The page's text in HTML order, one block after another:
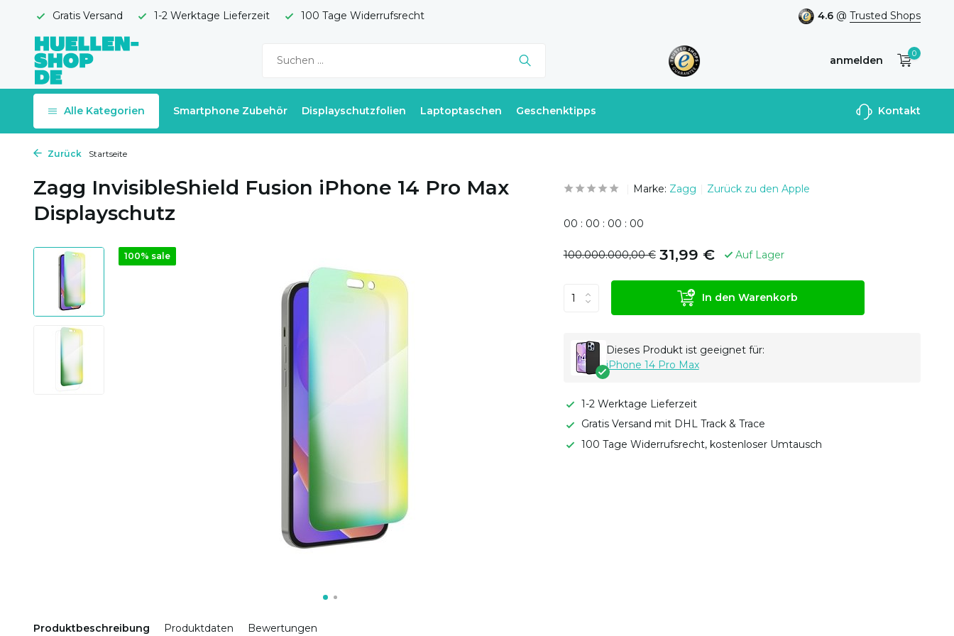
Gratis Versand 1-2 Werktage Lieferzeit 100 Tage Widerrufsrecht 4.6 @ Trusted Shops
anmelden
Benutzerkonto
0
Alle Kategorien Smartphone Zubehör Displayschutzfolien Laptoptaschen Geschenktipps Kontakt
Zurück Startseite
Zagg InvisibleShield Fusion iPhone 14 Pro Max
Displayschutz
100% sale
Produktbeschreibung Produktdaten Bewertungen
Marke: Zagg Zurück zu den Apple
00 : 00 : 00 : 00
100.000.000,00 € 31,99 € Auf Lager
In den Warenkorb
Dieses Produkt ist geeignet für:
iPhone 14 Pro Max
1-2 Werktage Lieferzeit
Gratis Versand mit DHL Track & Trace
100 Tage Widerrufsrecht, kostenloser Umtausch